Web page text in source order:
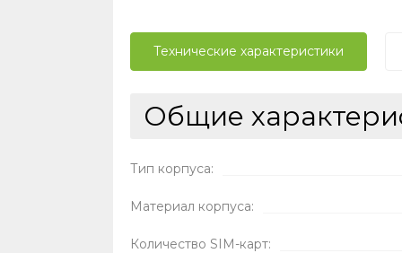
Технические характеристики
Общие
Тип корпуса:
Материал корпуса:
Количество SIM-карт: